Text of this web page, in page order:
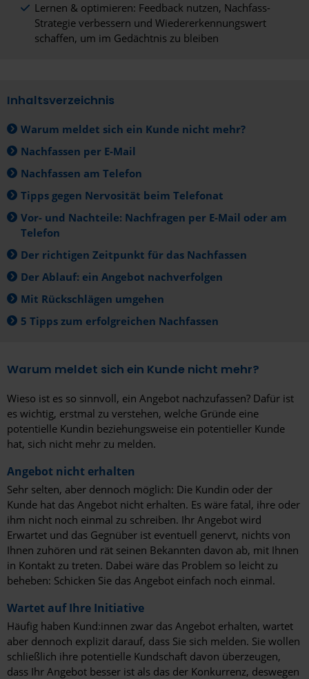
Lernen & optimieren: Feedback nutzen, Nachfass-
Strategie verbessern und Wiedererkennungswert
schaffen, um im Gedächtnis zu bleiben
Inhaltsverzeichnis
Warum meldet sich ein Kunde nicht mehr?
Nachfassen per E-Mail
Nachfassen am Telefon
Tipps gegen Nervosität beim Telefonat
Vor- und Nachteile: Nachfragen per E-Mail oder am
Telefon
Der richtigen Zeitpunkt für das Nachfassen
Der Ablauf: ein Angebot nachverfolgen
Mit Rückschlägen umgehen
5 Tipps zum erfolgreichen Nachfassen
Warum meldet sich ein Kunde nicht mehr?
Wieso ist es so sinnvoll, ein Angebot nachzufassen? Dafür ist
es wichtig, erstmal zu verstehen, welche Gründe eine
potentielle Kundin beziehungsweise ein potentieller Kunde
hat, sich nicht mehr zu melden.
Angebot nicht erhalten
Sehr selten, aber dennoch möglich: Die Kundin oder der
Kunde hat das Angebot nicht erhalten. Es wäre fatal, ihre oder
ihm nicht noch einmal zu schreiben. Ihr Angebot wird
Erwartet und das Gegnüber ist eventuell genervt, nichts von
Ihnen zuhören und rät seinen Bekannten davon ab, mit Ihnen
in Kontakt zu treten. Dabei wäre das Problem so leicht zu
beheben: Schicken Sie das Angebot einfach noch einmal.
Wartet auf Ihre Initiative
Häufig haben Kund:innen zwar das Angebot erhalten, wartet
aber dennoch explizit darauf, dass Sie sich melden. Sie wollen
schließlich ihre potentielle Kundschaft davon überzeugen,
dass Ihr Angebot besser ist als das der Konkurrenz, deswegen